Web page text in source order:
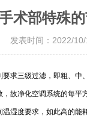
术部特殊
发表时间：2022/
求三级过滤，即粗、
故净化空调系统的每平
湿度要求，如此高的